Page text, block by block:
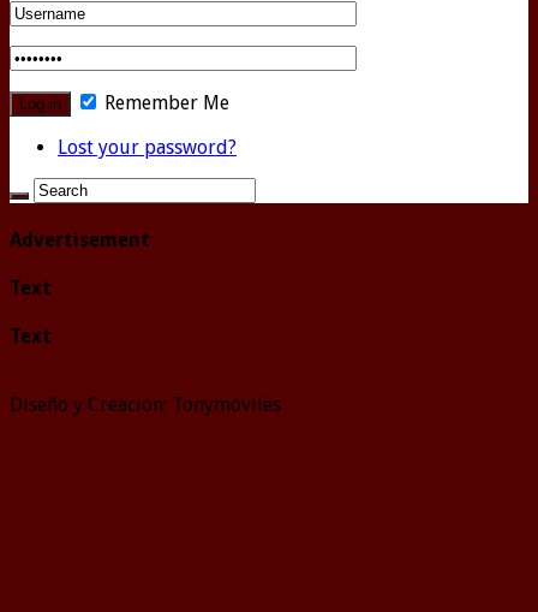
Remember Me
Lost your password?
Advertisement
Text
Text
Diseño y Creación: Tonymóviles